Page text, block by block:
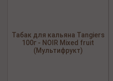
Табак для кальяна Tangiers
100г - NOIR Mixed fruit
(Мультифрукт)